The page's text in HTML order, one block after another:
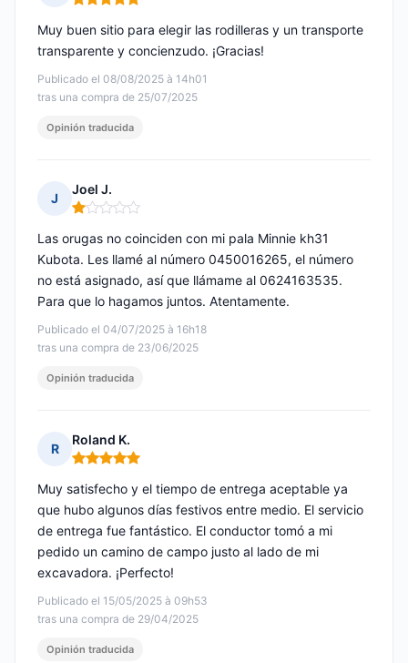
Nota: 5 de 5
Publicado el 08/08/2025 à 14h01
tras una compra de 25/07/2025
Muy buen sitio para elegir las rodilleras y un transporte
transparente y concienzudo. ¡Gracias!
Opinión traducida
J
Joel J.
Nota: 1 de 5
Publicado el 04/07/2025 à 16h18
tras una compra de 23/06/2025
Las orugas no coinciden con mi pala Minnie kh31
Kubota. Les llamé al número 0450016265, el número
no está asignado, así que llámame al 0624163535.
Para que lo hagamos juntos. Atentamente.
Opinión traducida
R
Roland K.
Nota: 5 de 5
Publicado el 15/05/2025 à 09h53
tras una compra de 29/04/2025
Muy satisfecho y el tiempo de entrega aceptable ya
que hubo algunos días festivos entre medio. El servicio
de entrega fue fantástico. El conductor tomó a mi
pedido un camino de campo justo al lado de mi
excavadora. ¡Perfecto!
Opinión traducida